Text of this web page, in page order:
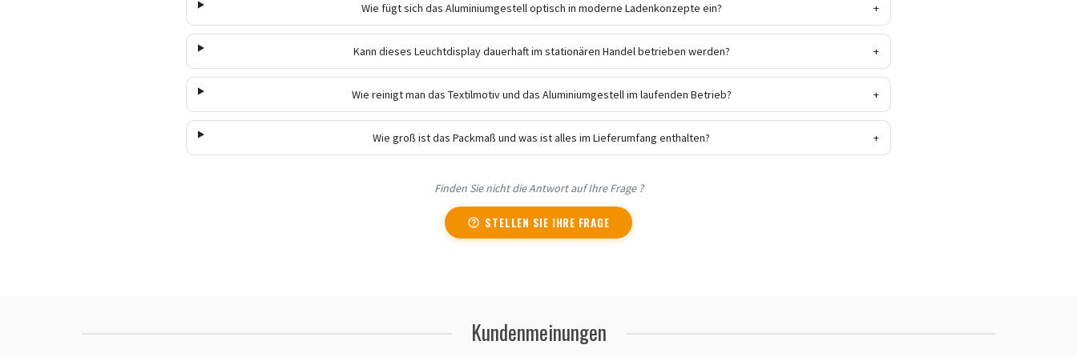
Wie fügt sich das Aluminiumgestell optisch in moderne Ladenkonzepte ein? +
Kann dieses Leuchtdisplay dauerhaft im stationären Handel betrieben werden? +
Wie reinigt man das Textilmotiv und das Aluminiumgestell im laufenden Betrieb? +
Wie groß ist das Packmaß und was ist alles im Lieferumfang enthalten? +
Finden Sie nicht die Antwort auf Ihre Frage ?
STELLEN SIE IHRE FRAGE
Kundenmeinungen